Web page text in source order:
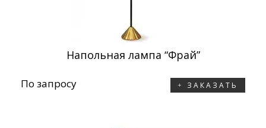
Напольная лампа “Фрай”
По запросу ЗАКАЗАТЬ